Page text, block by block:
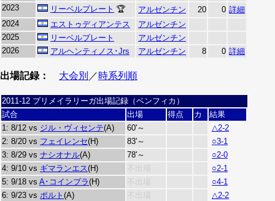
2023
リーベルプレート 🏆 アルゼンチン 20 0 詳細
2024
エストゥディアンテス
アルゼンチン
2025
リーベルプレート
アルゼンチン
2026
アルヘンティノス･Jrs アルゼンチン 8 0 詳細
出場記録： 大会別 ／時系列順
2011-12 プリメイラリーガ出場記録（ベンフィカ）
試合
出場 得点 カ
結果
1: 8/12 vs ジル・ヴィセンテ(A) 60'～
△2-2
2: 8/20 vs フェイレンセ(H) 83'～
○3-1
3: 8/29 vs ナシオナル(A) 78'～
○2-0
4: 9/10 vs ギマランエス(H) 不出場
○2-1
5: 9/18 vs A･コインブラ(H) 不出場
○4-1
6: 9/23 vs ポルト (A) 不出場
△2-2